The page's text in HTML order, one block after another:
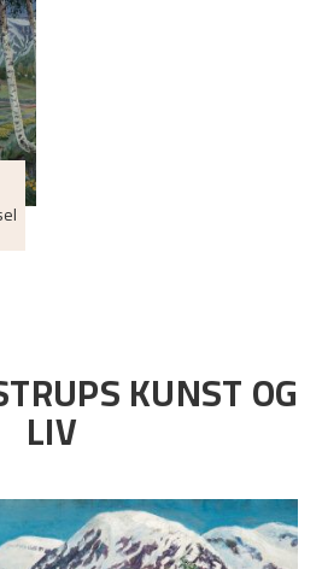
KUNST OG
LIV